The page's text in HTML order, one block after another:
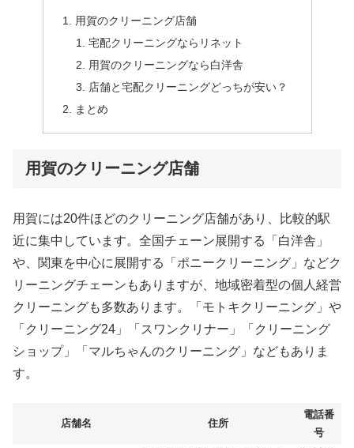
用賀のクリーニング店舗
宅配クリーニングならリネット
用賀のクリーニングなら白洋舎
店舗と宅配クリーニングどっちが安い？
まとめ
用賀のクリーニング店舗
用賀には20件ほどのクリーニング店舗があり、比較的駅
近に集中しています。全国チェーン展開する「白洋舎」
や、関東を中心に展開する「ポニークリーニング」などク
リーニングチェーンもありますが、地域密着型の個人経営
クリーニングも多数あります。「モトキクリーニング」や
「クリーニング24」「スワンクリナー」「クリーニング
ショップ」「マルちゃんのクリーニング」などもありま
す。
店舗名 住所
電話番
号